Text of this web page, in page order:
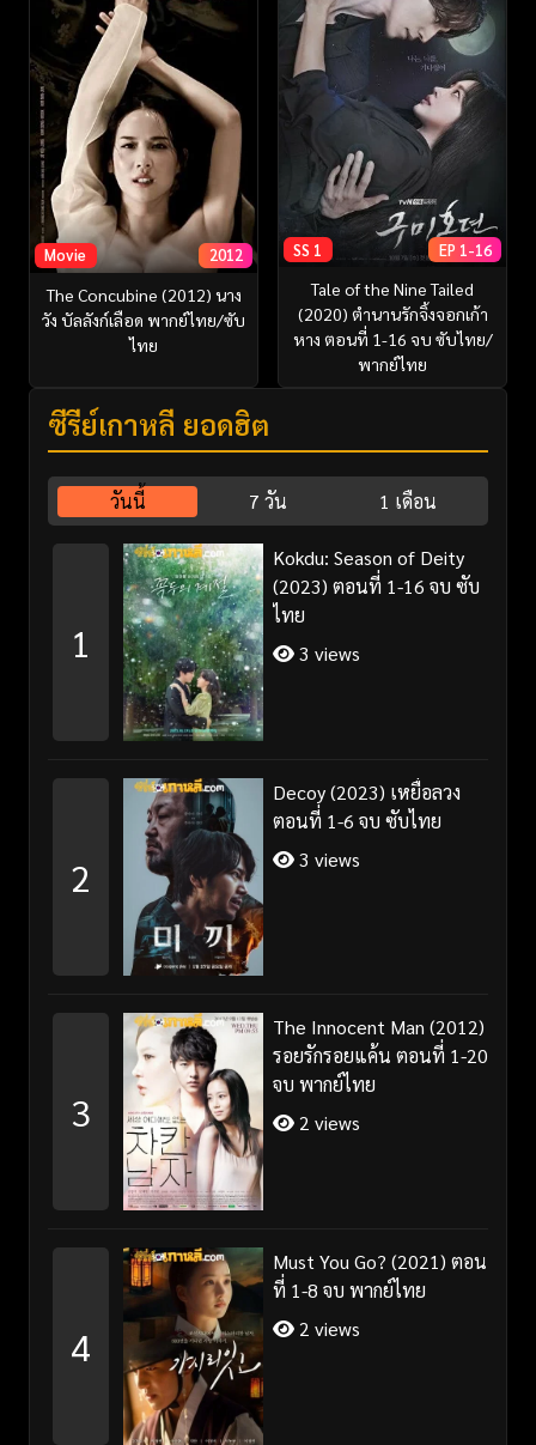
Movie 2012
The Concubine (2012) นาง
วัง บัลลังก์เลือด พากย์ไทย/ซับ
ไทย
SS 1 EP 1-16
Tale of the Nine Tailed
(2020) ตำนานรักจิ้งจอกเก้า
หาง ตอนที่ 1-16 จบ ซับไทย/
พากย์ไทย
ซีรี่ย์เกาหลี ยอดฮิต
วันนี้ 7 วัน 1 เดือน
1
Kokdu: Season of Deity
(2023) ตอนที่ 1-16 จบ ซับ
ไทย
3 views
2
Decoy (2023) เหยื่อลวง
ตอนที่ 1-6 จบ ซับไทย
3 views
3
The Innocent Man (2012)
รอยรักรอยแค้น ตอนที่ 1-20
จบ พากย์ไทย
2 views
4
Must You Go? (2021) ตอน
ที่ 1-8 จบ พากย์ไทย
2 views